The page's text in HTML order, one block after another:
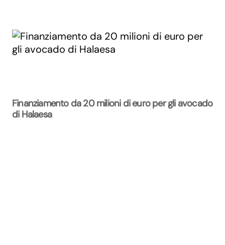
Finanziamento da 20 milioni di euro per gli avocado
di Halaesa